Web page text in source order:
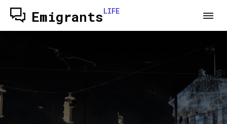
EmigrantsLIFE